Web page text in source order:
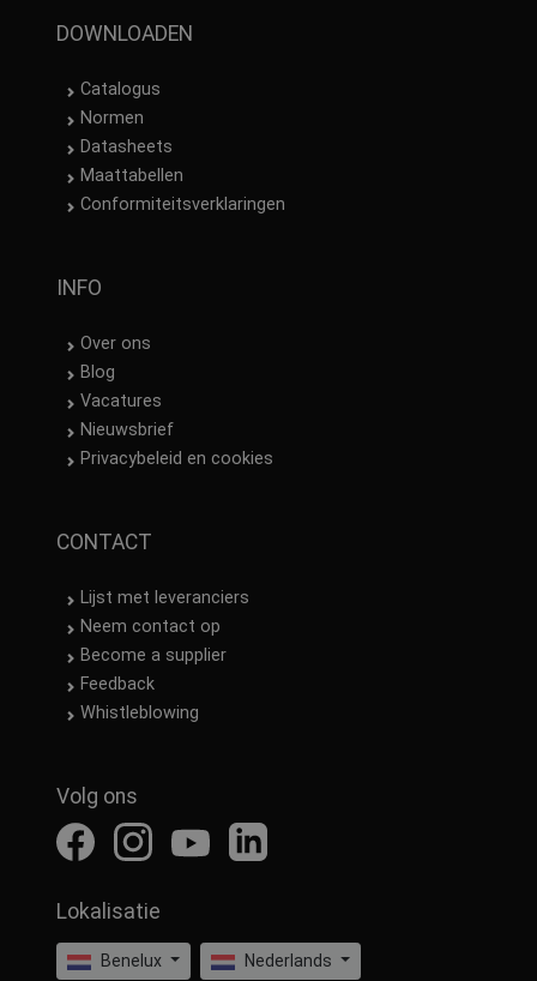
DOWNLOADEN
Catalogus
Normen
Datasheets
Maattabellen
Conformiteitsverklaringen
INFO
Over ons
Blog
Vacatures
Nieuwsbrief
Privacybeleid en cookies
CONTACT
Lijst met leveranciers
Neem contact op
Become a supplier
Feedback
Whistleblowing
Volg ons
Lokalisatie
Benelux Nederlands